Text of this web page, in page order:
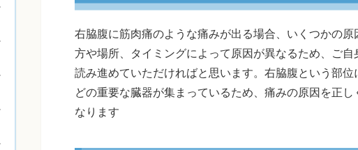
右脇腹に筋肉痛のような痛みが出る場合、いくつかの
方や場所、タイミングによって原因が異なるため、ご
読み進めていただければと思います。右脇腹という部
どの重要な臓器が集まっているため、痛みの原因を正
なります